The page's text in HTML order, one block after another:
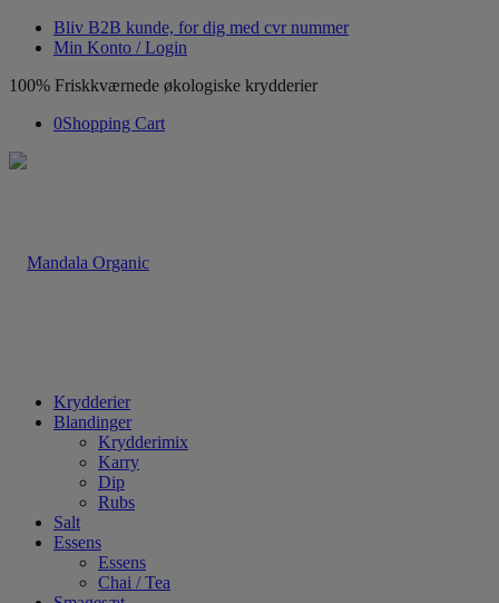
Bliv B2B kunde, for dig med cvr nummer
Min Konto / Login
100% Friskkværnede økologiske krydderier
0Shopping Cart
Krydderier
Blandinger
Krydderimix
Karry
Dip
Rubs
Salt
Essens
Essens
Chai / Tea